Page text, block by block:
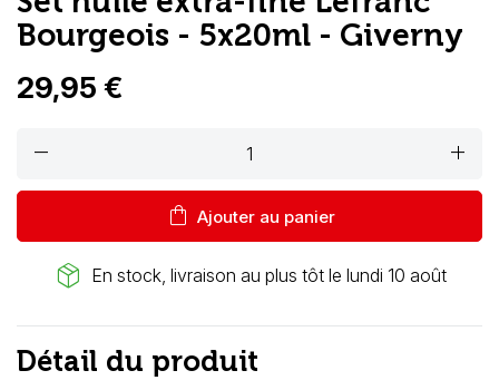
Bourgeois - 5x20ml - Giverny
29,95 €
remove add
shopping_bag Ajouter au panier
package_2 En stock, livraison au plus tôt le lundi 10 août
Détail du produit